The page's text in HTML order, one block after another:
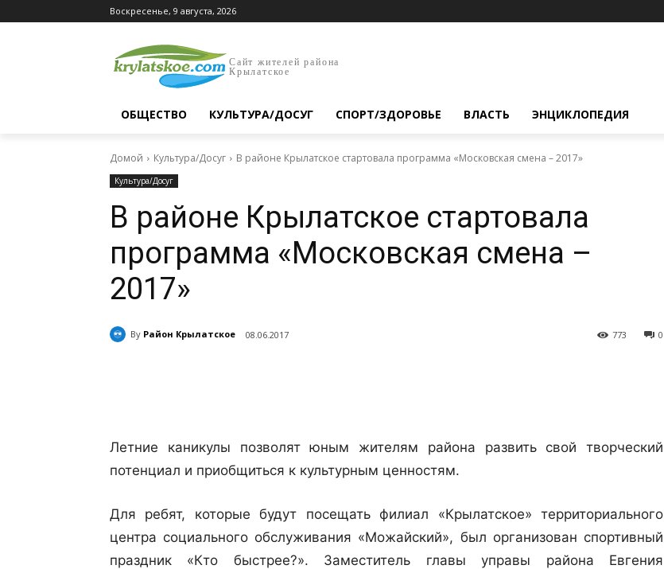
Воскресенье, 9 августа, 2026
Сайт жителей района
Крылатское
ОБЩЕСТВО КУЛЬТУРА/ДОСУГ СПОРТ/ЗДОРОВЬЕ ВЛАСТЬ ЭНЦИКЛОПЕДИЯ
Домой Культура/Досуг В районе Крылатское стартовала программа «Московская смена – 2017»
Культура/Досуг
В районе Крылатское стартовала
программа «Московская смена –
2017»
By Район Крылатское 08.06.2017 0
773
Летние каникулы позволят юным жителям района развить свой творческий
потенциал и приобщиться к культурным ценностям.
Для ребят, которые будут посещать филиал «Крылатское» территориального
центра социального обслуживания «Можайский», был организован спортивный
праздник «Кто быстрее?». Заместитель главы управы района Евгения